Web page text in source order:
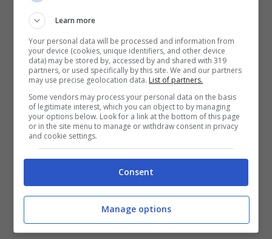
La stessacapitaneria di porto
intervenuta con i propri mezzi nelle strade
allagate della città. Ora, che la situazione
meteo si sta lentamente normalizzando si
stanno allestendo campi per accogliere le
famiglie sfollate, mentre permane
un’allerta meteo
mattina. Al momento risulta in tilt il
centralino del 115. Sono stati allestiti due
numeri di telefono alternativi per
rispondere alle emergenza: 078969502
Learn more
Your personal data will be processed and information from
your device (cookies, unique identifiers, and other device
data) may be stored by, accessed by and shared with 319
partners, or used specifically by this site. We and our partners
may use precise geolocation data. List of partners.
Some vendors may process your personal data on the basis
of legitimate interest, which you can object to by managing
your options below. Look for a link at the bottom of this page
or in the site menu to manage or withdraw consent in privacy
and cookie settings.
Consent
Manage options